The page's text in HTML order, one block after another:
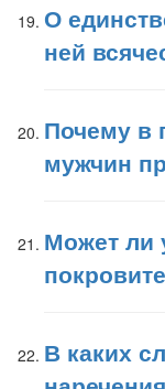
О
ней
Почему в
мужчин
Может ли
В каких